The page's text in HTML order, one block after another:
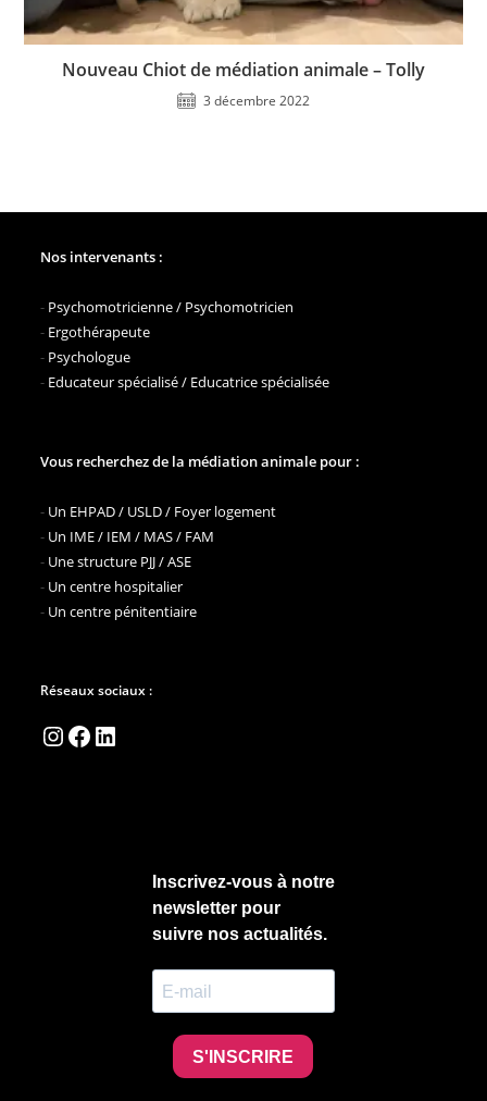
Nouveau Chiot de médiation animale – Tolly
3 décembre 2022
Nos intervenants :
- Psychomotricienne / Psychomotricien
- Ergothérapeute
- Psychologue
- Educateur spécialisé / Educatrice spécialisée
Vous recherchez de la médiation animale pour :
- Un EHPAD / USLD / Foyer logement
- Un IME / IEM / MAS / FAM
- Une structure PJJ / ASE
- Un centre hospitalier
- Un centre pénitentiaire
Réseaux sociaux :
Instagram
Facebook
LinkedIn